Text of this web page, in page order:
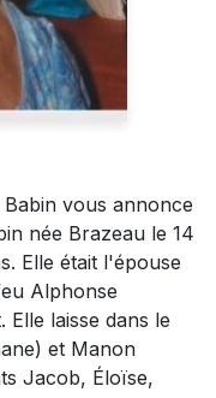
vous annonce
née Brazeau le 14
Elle était l'épouse
Alphonse
laisse dans le
et Manon
Jacob, Éloïse,